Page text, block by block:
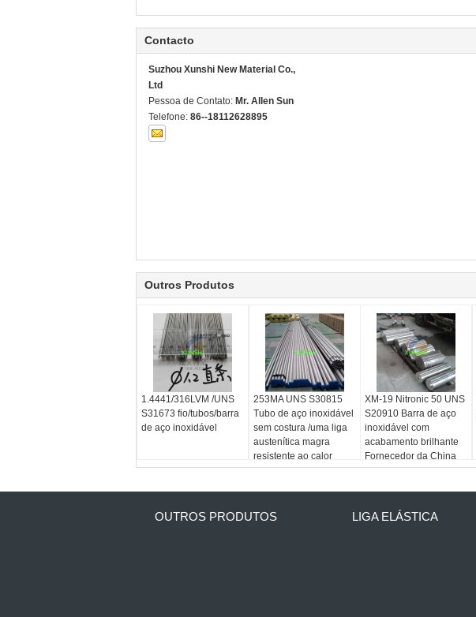
Contacto
Suzhou Xunshi New Material Co.,
Ltd
Pessoa de Contato: Mr. Allen Sun
Telefone: 86--18112628895
Outros Produtos
1.4441/316LVM /UNS
S31673 fio/tubos/barra
de aço inoxidável
253MA UNS S30815
Tubo de aço inoxidável
sem costura /uma liga
austenítica magra
resistente ao calor
XM-19 Nitronic 50 UNS
S20910 Barra de aço
inoxidável com
acabamento brilhante
Fornecedor da China
OUTROS PRODUTOS LIGA ELÁSTICA